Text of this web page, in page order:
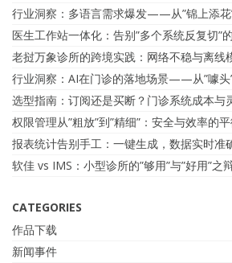
行业洞察：多语言需求爆发——从”锦上添花
医生工作站一体化：告别”多个系统反复切”
老挝万象诊所的跨境实践：网络不稳与离线
行业洞察：AI在门诊的落地场景——从”噱头
选型指南：订阅还是买断？门诊系统成本与
权限管理从”粗放”到”精细”：安全与效率的
报表统计告别手工：一键生成，数据实时准
软佳 vs IMS：小型诊所的”够用”与”好用”之
CATEGORIES
作品下载
新闻事件